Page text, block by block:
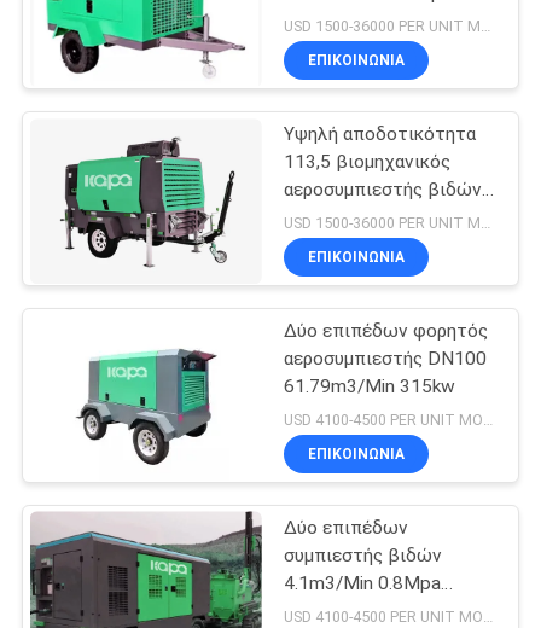
POLICY
ελεύθερος
αεροσυμπιεστής
βιδών πετρελαίου
33
Αεροσυμπιεστής
VSD
19
23
βιομηχανικός
USD 1500-36000 PER UNIT MOQ:1
ΕΠΙΚΟΙΝΩΝΊΑ
Υψηλή αποδοτικότητα
113,5 βιομηχανικός
αεροσυμπιεστής βιδών
CFM 2.27m3/Min
ΕΠΙΚΟΙΝΩΝΊΑ
Δύο επιπέδων φορητός
αεροσυμπιεστής DN100
61.79m3/Min 315kw
ΕΠΙΚΟΙΝΩΝΊΑ
Δύο επιπέδων
συμπιεστής βιδών
4.1m3/Min 0.8Mpa
κινητός